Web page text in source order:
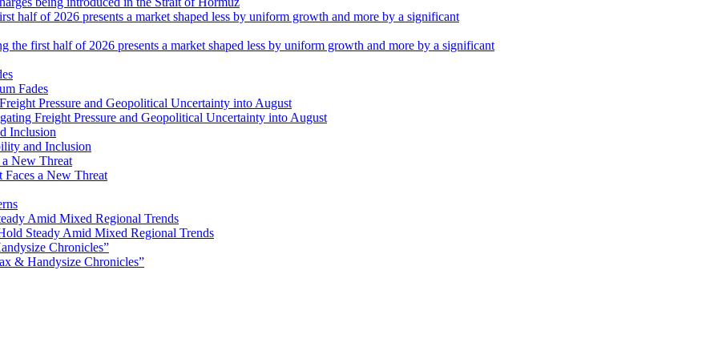
first half of 2026 presents a market shaped less by uniform growth and more by a significant
Fades
Freight Pressure and Geopolitical Uncertainty into August
and Inclusion
a New Threat
Steady Amid Mixed Regional Trends
& Handysize Chronicles”